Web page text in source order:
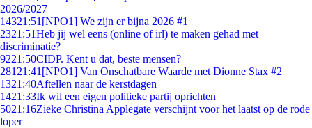
2026/2027
14321:51 [NPO1] We zijn er bijna 2026 #1
2321:51Heb jij wel eens (online of irl) te maken gehad met
discriminatie?
9221:50CIDP. Kent u dat, beste mensen?
281 21:41 [NPO1] Van Onschatbare Waarde met Dionne Stax #2
1321:40Aftellen naar de kerstdagen
1421:33Ik wil een eigen politieke partij oprichten
5021:16Zieke Christina Applegate verschijnt voor het laatst op de rode
loper